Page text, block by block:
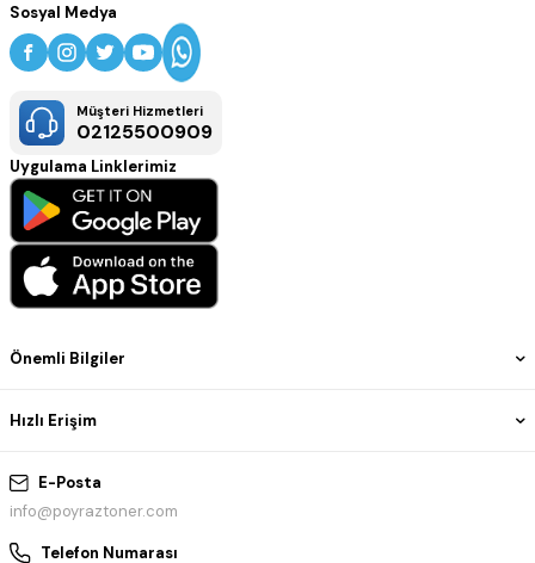
E-Posta
info@poyraztoner.com
Telefon Numarası
Önemli Bilgiler
Hızlı Erişim
Sosyal Medya
Müşteri Hizmetleri
02125500909
Uygulama Linklerimiz